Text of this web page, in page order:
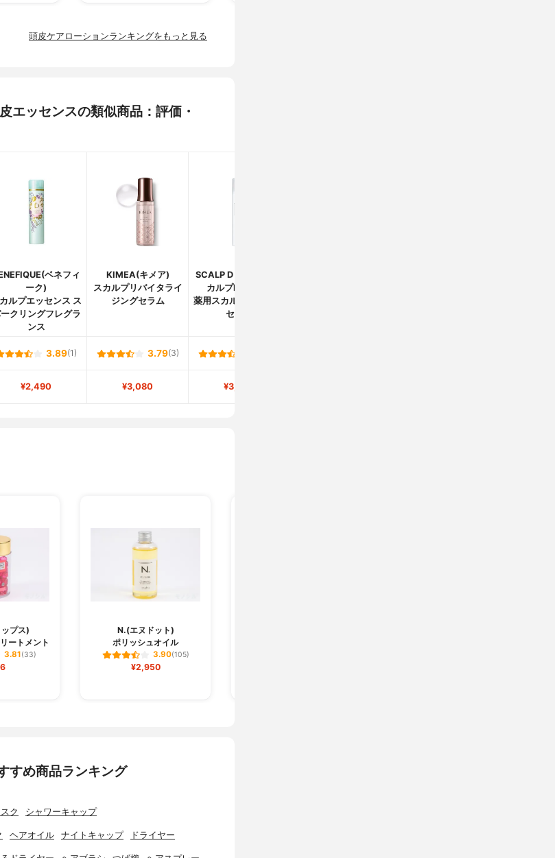
頭皮ケアローションランキングをもっと見る
エッセンスの類似商品：評価・
ベネフィ
ーク)
ルプエッセンス ス
クリングフレグラ
ンス
KIMEA(キメア)
スカルプリバイタライ
ジングセラム
SCALP D BEAUTÉ(ス
カルプD ボーテ)
薬用スカルプ スパエッ
センス
3.89(1) 3.79(3)
¥2,490 ¥3,080 ¥3,300
プス)
ートメント
3.81(33)
N.(エヌドット)
ポリッシュオイル
3.90(105)
¥2,950
すめ商品ランキング
ク シャワーキャップ
ヘアオイル ナイトキャップ ドライヤー